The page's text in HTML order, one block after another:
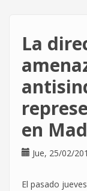
del
libre
La
en
Jue, 25/02/
El pasado